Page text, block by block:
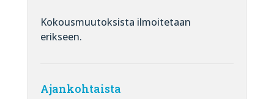
Kokousmuutoksista ilmoitetaan
erikseen.
Ajankohtaista